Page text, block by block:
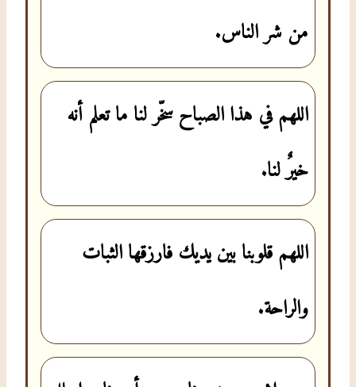
من شر الناس.
اللهم في هذا الصباح سخّر لنا ما تعلم أنه
خيرٌ لنا.
اللهم قلوبنا بين يديك فارزقها الثبات
والراحة.